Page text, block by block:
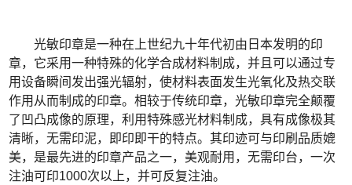
光敏印章是一种在上世纪九十年代初由日本发明的印
章，它采用一种特殊的化学合成材料制成，并且可以通过专
用设备瞬间发出强光辐射，使材料表面发生光氧化及热交联
作用从而制成的印章。相较于传统印章，光敏印章完全颠覆
了凹凸成像的原理，利用特殊感光材料制成，具有成像极其
清晰，无需印泥，即印即干的特点。其印迹可与印刷品质媲
美，是最先进的印章产品之一，美观耐用，无需印台，一次
注油可印1000次以上，并可反复注油。